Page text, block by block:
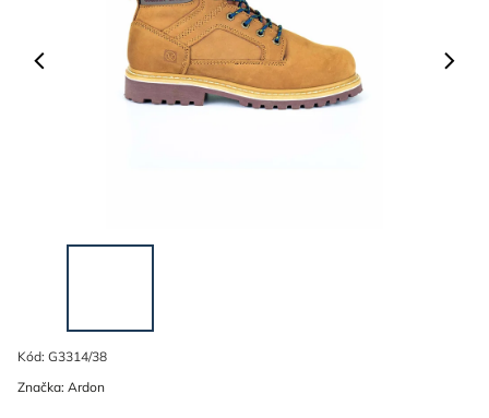
Kód: G3314/38
Značka: Ardon